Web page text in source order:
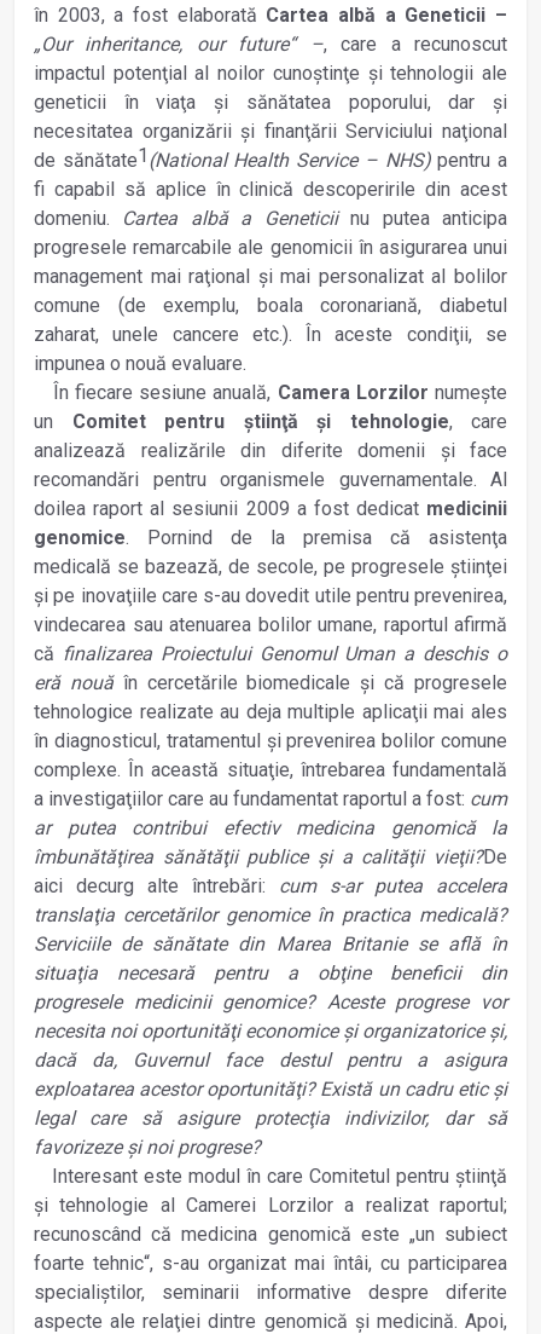
în 2003, a fost elaborată Cartea albă a Geneticii –
„Our inheritance, our future“ –, care a recunoscut
impactul potenţial al noilor cunoştinţe şi tehnologii ale
geneticii în viaţa şi sănătatea poporului, dar şi
necesitatea organizării şi finanţării Serviciului naţional
de sănătate1(National Health Service – NHS)pentru a
fi capabil să aplice în clinică descoperirile din acest
domeniu. Cartea albă a Geneticiinu putea anticipa
progresele remarcabile ale genomicii în asigurarea unui
management mai raţional şi mai personalizat al bolilor
comune (de exemplu, boala coronariană, diabetul
zaharat, unele cancere etc.). În aceste condiţii, se
impunea o nouă evaluare.
În fiecare sesiune anuală, Camera Lorzilor numeşte
un Comitet pentru ştiinţă şi tehnologie, care
analizează realizările din diferite domenii şi face
recomandări pentru organismele guvernamentale. Al
doilea raport al sesiunii 2009 a fost dedicat medicinii
genomice. Pornind de la premisa că asistenţa
medicală se bazează, de secole, pe progresele ştiinţei
şi pe inovaţiile care s-au dovedit utile pentru prevenirea,
vindecarea sau atenuarea bolilor umane, raportul afirmă
că finalizarea Proiectului Genomul Uman a deschis o
eră nouăîn cercetările biomedicale şi că progresele
tehnologice realizate au deja multiple aplicaţii mai ales
în diagnosticul, tratamentul şi prevenirea bolilor comune
complexe. În această situaţie, întrebarea fundamentală
a investigaţiilor care au fundamentat raportul a fost: cum
ar putea contribui efectiv medicina genomică la
îmbunătăţirea sănătăţii publice şi a calităţii vieţii?De
aici decurg alte întrebări: cum s-ar putea accelera
translaţia cercetărilor genomice în practica medicală?
Serviciile de sănătate din Marea Britanie se află în
situaţia necesară pentru a obţine beneficii din
progresele medicinii genomice? Aceste progrese vor
necesita noi oportunităţi economice şi organizatorice şi,
dacă da, Guvernul face destul pentru a asigura
exploatarea acestor oportunităţi? Există un cadru etic şi
legal care să asigure protecţia indivizilor, dar să
favorizeze şi noi progrese?
Interesant este modul în care Comitetul pentru ştiinţă
şi tehnologie al Camerei Lorzilor a realizat raportul;
recunoscând că medicina genomică este „un subiect
foarte tehnic“, s-au organizat mai întâi, cu participarea
specialiştilor, seminarii informative despre diferite
aspecte ale relaţiei dintre genomică şi medicină. Apoi,